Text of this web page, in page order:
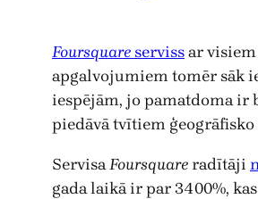
Foursquareservissar
apgalvojumiem tomēr sāk
iespējām, jo pamatdoma ir
piedāvā tvītiem
ServisaFoursquare radītāji
gada laikā ir par 3400%,